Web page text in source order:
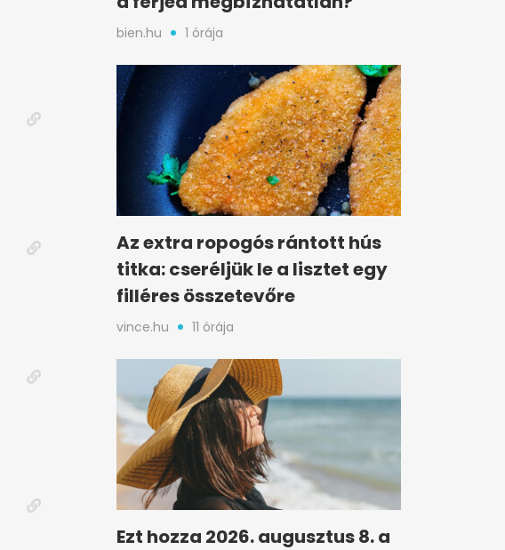
bien.hu 1 órája
Az extra ropogós rántott hús
titka: cseréljük le a lisztet egy
filléres összetevőre
vince.hu 11 órája
Ezt hozza 2026. augusztus 8. a